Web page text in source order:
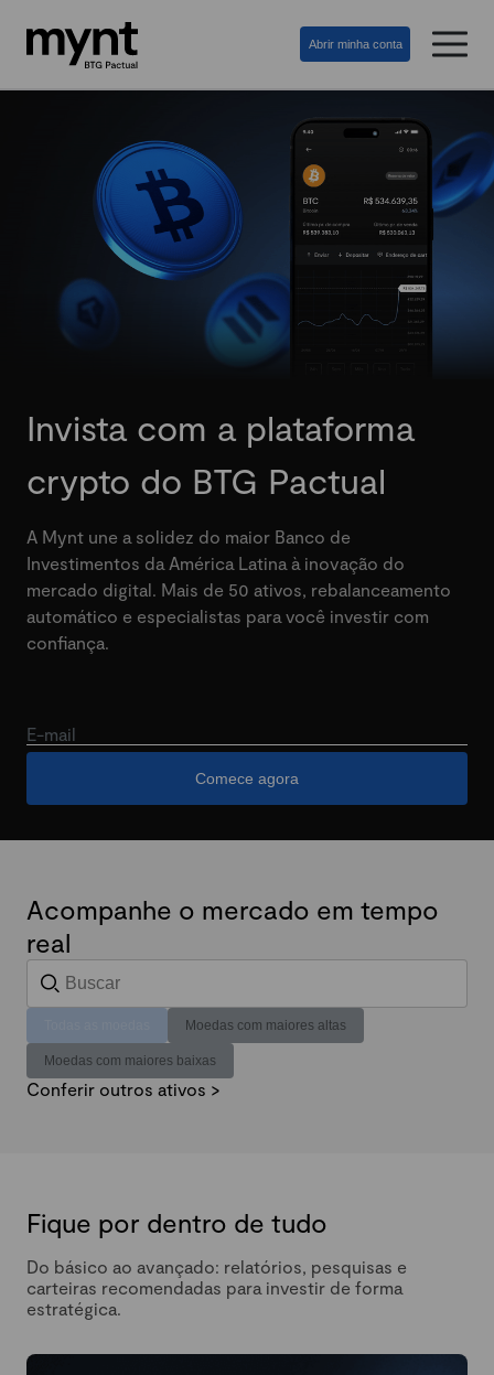
Abrir minha conta
Invista com a plataforma
crypto do BTG Pactual
A Mynt une a solidez do maior Banco de
Investimentos da América Latina à inovação do
mercado digital. Mais de 50 ativos, rebalanceamento
automático e especialistas para você investir com
confiança.
E-mail
Comece agora
Acompanhe o mercado em tempo
real
Moedas com maiores altas
Moedas com maiores baixas
Conferir outros ativos >
Fique por dentro de tudo
Do básico ao avançado: relatórios, pesquisas e
carteiras recomendadas para investir de forma
estratégica.